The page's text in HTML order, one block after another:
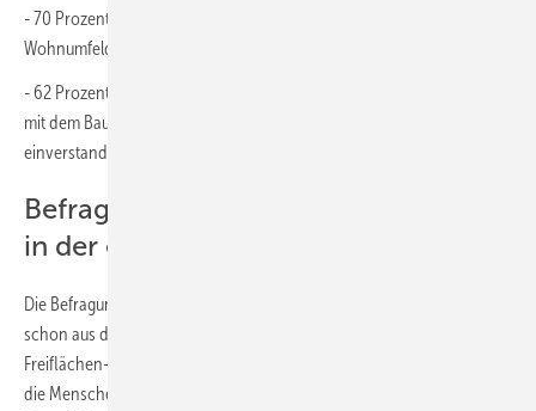
- 70 Prozent der Menschen, die bereits Freiflächen-Photovoltaik im
Wohnumfeld haben, stehen den Anlagen positiv gegenüber.
- 62 Prozent der Personen ohne Vorerfahrung wären grundsätzlich
mit dem Bau von Solaranlagen auf Freiflächen in ihrem Wohnumfeld
einverstanden.
Befragte unterschätzen Zustimmung
in der eigenen Gemeinde
Die Befragung ergab zudem ein interessantes Phänomen, das auch
schon aus der Windenergie bekannt ist: Die Stimmung gegenüber
Freiflächen-Photovoltaik in der eigenen Gemeinde ist viel besser, als
die Menschen annehmen. So schätzen die Befragten den Anteil ihrer